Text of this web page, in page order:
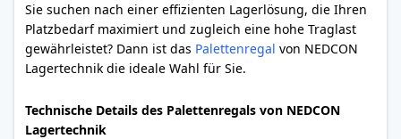
Sie suchen nach einer effizienten Lagerlösung, die Ihren
Platzbedarf maximiert und zugleich eine hohe Traglast
gewährleistet? Dann ist das Palettenregal von NEDCON
Lagertechnik die ideale Wahl für Sie.
Technische Details des Palettenregals von NEDCON
Lagertechnik